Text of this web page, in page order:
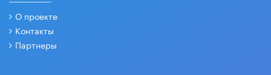
О проекте
Контакты
Партнеры